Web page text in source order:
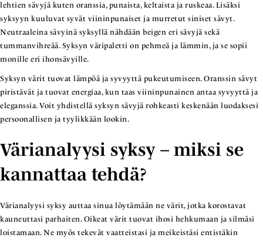
lehtien sävyjä kuten oranssia, punaista, keltaista ja ruskeaa. Lisäksi
syksyyn kuuluvat syvät viininpunaiset ja murretut siniset sävyt.
Neutraaleina sävyinä syksyllä nähdään beigen eri sävyjä sekä
tummanvihreää. Syksyn väripaletti on pehmeä ja lämmin, ja se sopii
monille eri ihonsävyille.
Syksyn värit tuovat lämpöä ja syvyyttä pukeutumiseen. Oranssin sävyt
piristävät ja tuovat energiaa, kun taas viininpunainen antaa syvyyttä ja
eleganssia. Voit yhdistellä syksyn sävyjä rohkeasti keskenään luodaksesi
persoonallisen ja tyylikkään lookin.
Värianalyysi syksy – miksi se
kannattaa tehdä?
Värianalyysi syksy auttaa sinua löytämään ne värit, jotka korostavat
kauneuttasi parhaiten. Oikeat värit tuovat ihosi hehkumaan ja silmäsi
loistamaan. Ne myös tekevät vaatteistasi ja meikeistäsi entistäkin